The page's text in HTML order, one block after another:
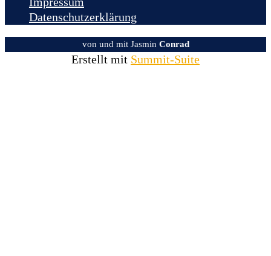
Datenschutzerklärung
von und mit Jasmin Conrad
Erstellt mit Summit-Suite